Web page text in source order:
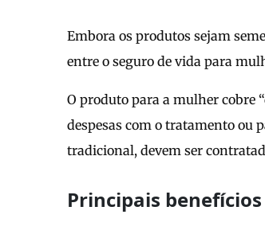
Embora os produtos sejam
entre o seguro de vida para
O produto para a mulher cobre
despesas com o tratamento ou
tradicional, devem ser
Principais